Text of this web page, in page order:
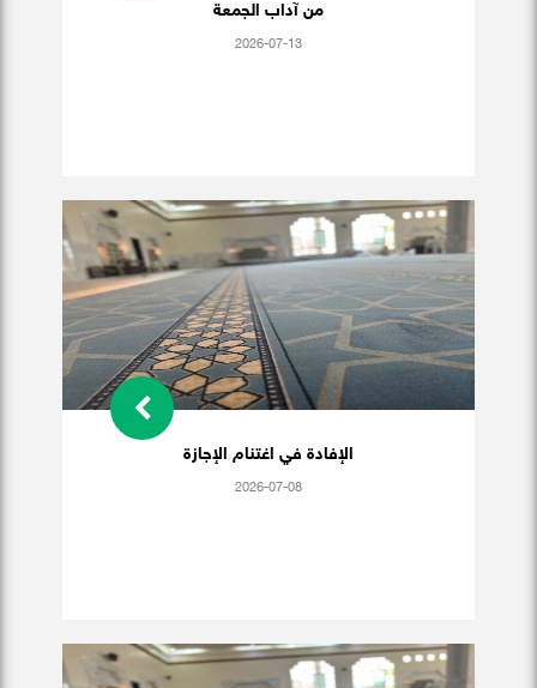
من آداب الجمعة
2026-07-13
الإفادة في اغتنام الإجازة
2026-07-08